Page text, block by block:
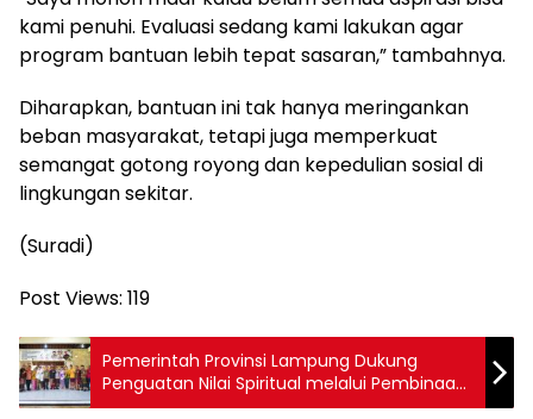
kami penuhi. Evaluasi sedang kami lakukan agar
program bantuan lebih tepat sasaran,” tambahnya.
Diharapkan, bantuan ini tak hanya meringankan
beban masyarakat, tetapi juga memperkuat
semangat gotong royong dan kepedulian sosial di
lingkungan sekitar.
(Suradi)
Post Views: 119
Pemerintah Provinsi Lampung Dukung
Penguatan Nilai Spiritual melalui Pembinaan
Dharmika dan Metatah Massal